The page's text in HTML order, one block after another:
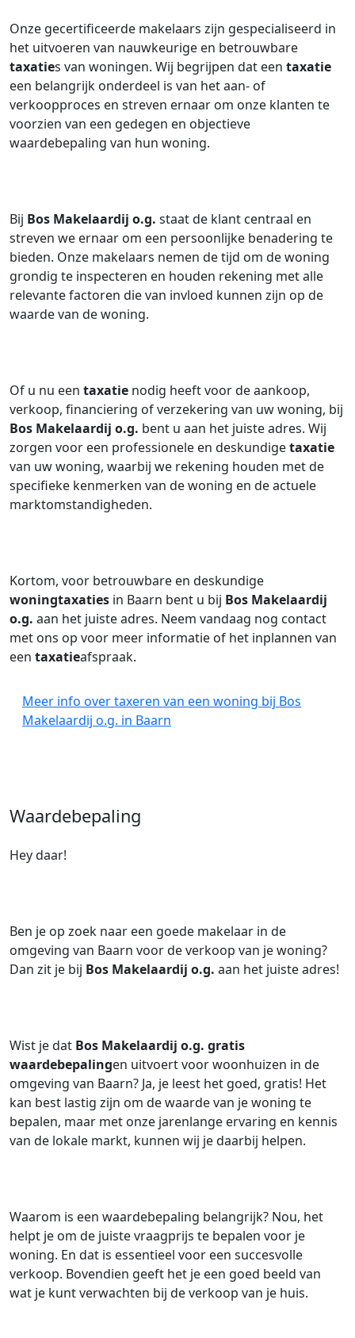
Onze gecertificeerde makelaars zijn gespecialiseerd in
het uitvoeren van nauwkeurige en betrouwbare
taxaties van woningen. Wij begrijpen dat een taxatie
een belangrijk onderdeel is van het aan- of
verkoopproces en streven ernaar om onze klanten te
voorzien van een gedegen en objectieve
waardebepaling van hun woning.
Bij Bos Makelaardij o.g. staat de klant centraal en
streven we ernaar om een persoonlijke benadering te
bieden. Onze makelaars nemen de tijd om de woning
grondig te inspecteren en houden rekening met alle
relevante factoren die van invloed kunnen zijn op de
waarde van de woning.
Of u nu een taxatie nodig heeft voor de aankoop,
verkoop, financiering of verzekering van uw woning, bij
Bos Makelaardij o.g. bent u aan het juiste adres. Wij
zorgen voor een professionele en deskundigetaxatie
van uw woning, waarbij we rekening houden met de
specifieke kenmerken van de woning en de actuele
marktomstandigheden.
Kortom, voor betrouwbare en deskundige
woningtaxaties in Baarn bent u bij Bos Makelaardij
o.g. aan het juiste adres. Neem vandaag nog contact
met ons op voor meer informatie of het inplannen van
een taxatieafspraak.
Meer info over taxeren van een woning bij Bos
Makelaardij o.g. in Baarn
Waardebepaling
Hey daar!
Ben je op zoek naar een goede makelaar in de
omgeving van Baarn voor de verkoop van je woning?
Dan zit je bij Bos Makelaardij o.g. aan het juiste adres!
Wist je dat Bos Makelaardij o.g. gratis
waardebepalingen uitvoert voor woonhuizen in de
omgeving van Baarn? Ja, je leest het goed, gratis! Het
kan best lastig zijn om de waarde van je woning te
bepalen, maar met onze jarenlange ervaring en kennis
van de lokale markt, kunnen wij je daarbij helpen.
Waarom is een waardebepaling belangrijk? Nou, het
helpt je om de juiste vraagprijs te bepalen voor je
woning. En dat is essentieel voor een succesvolle
verkoop. Bovendien geeft het je een goed beeld van
wat je kunt verwachten bij de verkoop van je huis.